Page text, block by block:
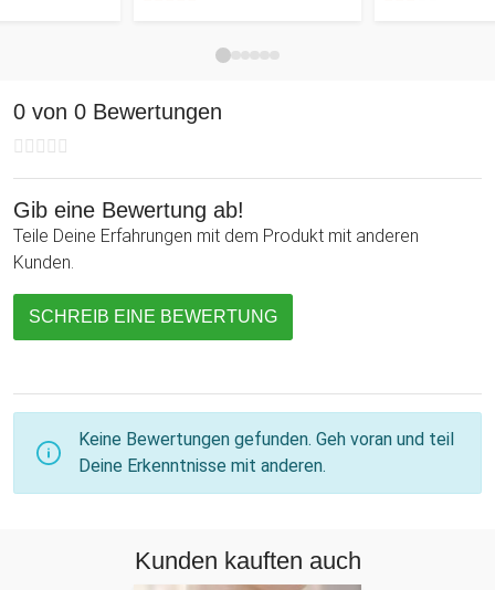
Zuwendung, die zu den verschiedensten Anlässen, wie etwa
für Freude sorgt! Übrigens gibt es diesen Kettenanhänger
alternativ auch in Gold oder Silber, falls Dir diese Farben
0 von 0 Bewertungen
Gib eine Bewertung ab!
Teile Deine Erfahrungen mit dem Produkt mit anderen
Kunden.
SCHREIB EINE BEWERTUNG
Keine Bewertungen gefunden. Geh voran und teil
Deine Erkenntnisse mit anderen.
Kunden kauften auch